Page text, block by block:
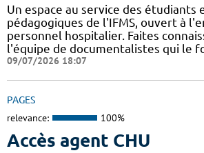
Un espace au service des étudiants
pédagogiques de l'IFMS, ouvert à
personnel hospitalier. Faites
l'équipe de documentalistes qui le
09/07/2026 18:07
PAGES
relevance: 100%
Accès agent CHU